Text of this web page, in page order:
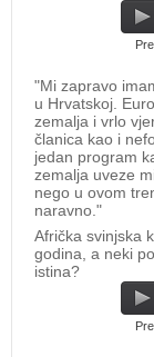
"Mi zapravo
u Hrvatskoj.
zemalja i vrlo
članica kao i
jedan program
zemalja uveze
nego u ovom
naravno."
Afrička svinjska
godina, a neki
istina?